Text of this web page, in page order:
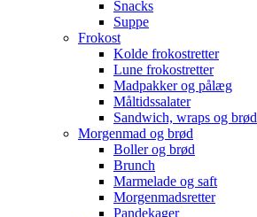
Snacks
Suppe
Frokost
Kolde frokostretter
Lune frokostretter
Madpakker og pålæg
Måltidssalater
Sandwich, wraps og brød
Morgenmad og brød
Boller og brød
Brunch
Marmelade og saft
Morgenmadsretter
Pandekager